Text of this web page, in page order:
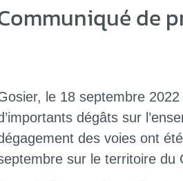
de
le 18 septembre
dégâts sur
des voies ont
sur le territoire du